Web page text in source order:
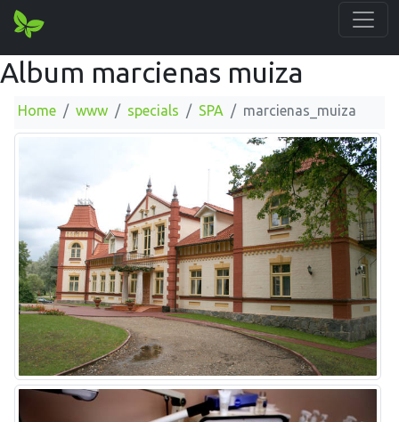
Album marcienas muiza
Home www specials SPA marcienas_muiza